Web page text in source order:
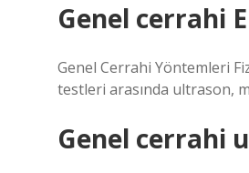
Genel cerrahi
Genel Cerrahi Yöntemleri
testleri arasında ultrason,
Genel cerrahi